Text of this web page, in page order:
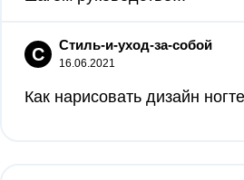
С Стиль-и-уход-за-собой
16.06.2021
Как нарисовать дизайн